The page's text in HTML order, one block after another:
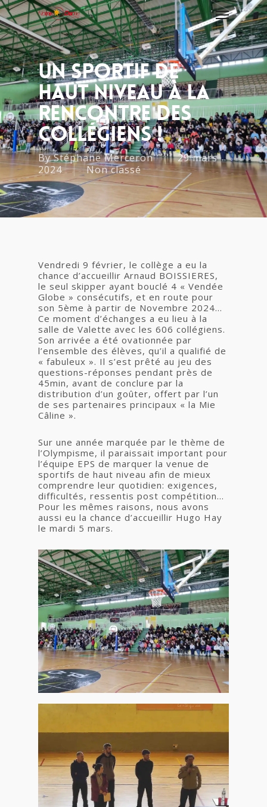
Un Sportif De
Haut Niveau À La
Rencontre Des
Collégiens !
ByStéphane Merceron
29 mars
2024
Non classé
Vendredi 9 février, le collège a eu la
chance d’accueillir Arnaud BOISSIERES,
le seul skipper ayant bouclé 4 « Vendée
Globe » consécutifs, et en route pour
son 5ème à partir de Novembre 2024…
Ce moment d’échanges a eu lieu à la
salle de Valette avec les 606 collégiens.
Son arrivée a été ovationnée par
l’ensemble des élèves, qu’il a qualifié de
« fabuleux ». Il s’est prêté au jeu des
questions-réponses pendant près de
45min, avant de conclure par la
distribution d’un goûter, offert par l’un
de ses partenaires principaux « la Mie
Câline ».
Sur une année marquée par le thème de
l’Olympisme, il paraissait important pour
l’équipe EPS de marquer la venue de
sportifs de haut niveau afin de mieux
comprendre leur quotidien: exigences,
difficultés, ressentis post compétition…
Pour les mêmes raisons, nous avons
aussi eu la chance d’accueillir Hugo Hay
le mardi 5 mars.